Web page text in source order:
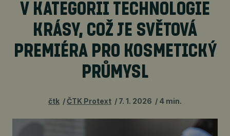
V KATEGORII TECHNOLOGIE
KRÁSY, COŽ JE SVĚTOVÁ
PREMIÉRA PRO KOSMETICKÝ
PRŮMYSL
čtk ČTK Protext 7. 1. 2026 4 min.